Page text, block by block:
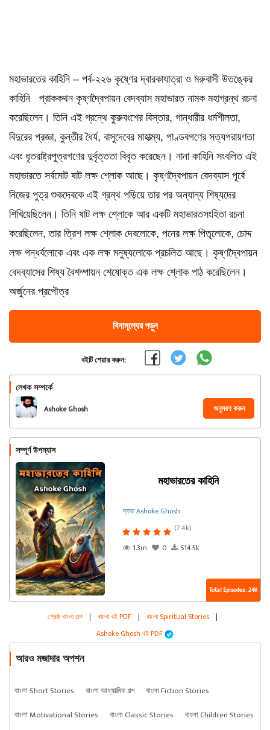
মহাভারতের কাহিনি – পর্ব-২২৬ কৃষ্ণের দ্বারকাযাত্রা ও মরুবাসী উতঙ্কের
কাহিনি প্রাককথন কৃষ্ণদ্বৈপায়ন বেদব্যাস মহাভারত নামক মহাগ্রন্থ রচনা
করেছিলেন। তিনি এই গ্রন্থে কুরুবংশের বিস্তার, গান্ধারীর ধর্মশীলতা,
বিদুরের প্রজ্ঞা, কুন্তীর ধৈর্য, বাসুদেবের মাহাত্ম্য, পাণ্ডবগণের সত্যপরায়ণতা
এবং ধৃতরাষ্ট্রপুত্রগণের দুর্বৃত্ততা বিবৃত করেছেন। নানা কাহিনি সংবলিত এই
মহাভারতে সর্বমোট ষাট লক্ষ শ্লোক আছে। কৃষ্ণদ্বৈপায়ন বেদব্যাস পূর্বে
নিজের পুত্র শুকদেবকে এই গ্রন্থ পড়িয়ে তার পর অন্যান্য শিষ্যদের
শিখিয়েছিলেন। তিনি ষাট লক্ষ শ্লোকে আর একটি মহাভারতসংহিতা রচনা
করেছিলেন, তার ত্রিশ লক্ষ শ্লোক দেবলোকে, পনের লক্ষ পিতৃলোকে, চোদ্দ
লক্ষ গন্ধর্বলোকে এবং এক লক্ষ মনুষ্যলোকে প্রচলিত আছে। কৃষ্ণদ্বৈপায়ন
বেদব্যাসের শিষ্য বৈশম্পায়ন শেষোক্ত এক লক্ষ শ্লোক পাঠ করেছিলেন।
অর্জুনের প্রপৌত্র
বিনামূল্যের পড়ুন
বইটি শেয়ার করুন:
লেখক সম্পর্কে
Ashoke Ghosh অনুসরণ করুন
সম্পূর্ণ উপন্যাস
মহাভারতের কাহিনি
দ্বারা Ashoke Ghosh
(7.4k)
1.3m
0 514.5k
Total Episodes : 248
শ্রেষ্ঠ বাংলা গল্প | বাংলা বই PDF | বাংলা Spiritual Stories |
Ashoke Ghosh বই PDF
আরও মজাদার অপশন
বাংলা Short Stories বাংলা আধ্যাত্মিক গল্প
বাংলা Fiction Stories
বাংলা Motivational Stories
বাংলা Classic Stories বাংলা Children Stories